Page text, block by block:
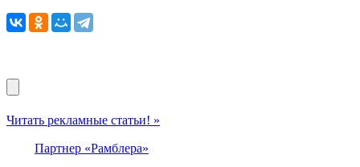
Читать рекламные статьи! »
Партнер «Рамблера»